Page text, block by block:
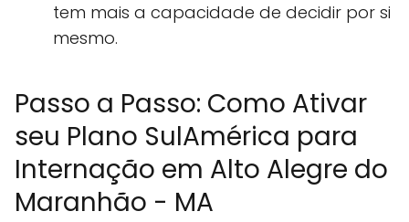
tem mais a capacidade de decidir por si
mesmo.
Passo a Passo: Como Ativar
seu Plano SulAmérica para
Internação em Alto Alegre do
Maranhão - MA